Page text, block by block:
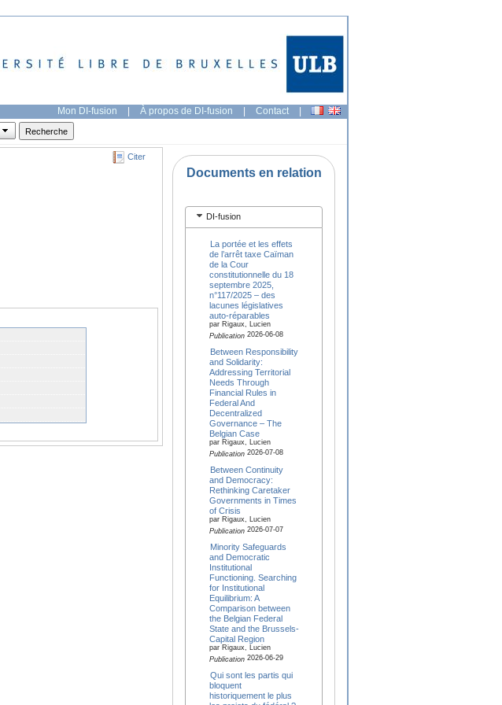
Mon DI-fusion | À propos de DI-fusion | Contact |
Citer
Documents en relation
DI-fusion
La portée et les effets
de l’arrêt taxe Caïman
de la Cour
constitutionnelle du 18
septembre 2025,
n°117/2025 – des
lacunes législatives
auto-réparables
par Rigaux, Lucien
Publication2026-06-08
Between Responsibility
and Solidarity:
Addressing Territorial
Needs Through
Financial Rules in
Federal And
Decentralized
Governance – The
Belgian Case
par Rigaux, Lucien
Publication2026-07-08
Between Continuity
and Democracy:
Rethinking Caretaker
Governments in Times
of Crisis
par Rigaux, Lucien
Publication2026-07-07
Minority Safeguards
and Democratic
Institutional
Functioning. Searching
for Institutional
Equilibrium: A
Comparison between
the Belgian Federal
State and the Brussels-
Capital Region
par Rigaux, Lucien
Publication2026-06-29
Qui sont les partis qui
bloquent
historiquement le plus